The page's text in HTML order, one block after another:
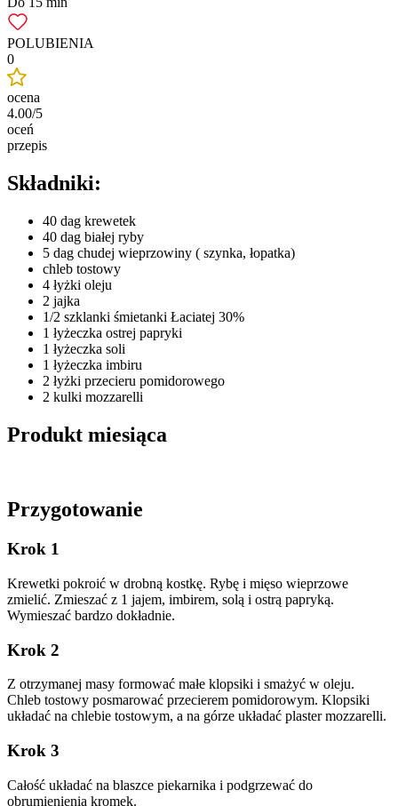
POLUBIENIA
0
ocena
4.00/5
oceń
przepis
Składniki:
40 dag krewetek
40 dag białej ryby
5 dag chudej wieprzowiny ( szynka, łopatka)
chleb tostowy
4 łyżki oleju
2 jajka
1/2 szklanki śmietanki Łaciatej 30%
1 łyżeczka ostrej papryki
1 łyżeczka soli
1 łyżeczka imbiru
2 łyżki przecieru pomidorowego
2 kulki mozzarelli
Produkt miesiąca
Przygotowanie
Krok 1
Krewetki pokroić w drobną kostkę. Rybę i mięso wieprzowe
zmielić. Zmieszać z 1 jajem, imbirem, solą i ostrą papryką.
Wymieszać bardzo dokładnie.
Krok 2
Z otrzymanej masy formować małe klopsiki i smażyć w oleju.
Chleb tostowy posmarować przecierem pomidorowym. Klopsiki
układać na chlebie tostowym, a na górze układać plaster mozzarelli.
Krok 3
Całość układać na blaszce piekarnika i podgrzewać do
obrumienienia kromek.